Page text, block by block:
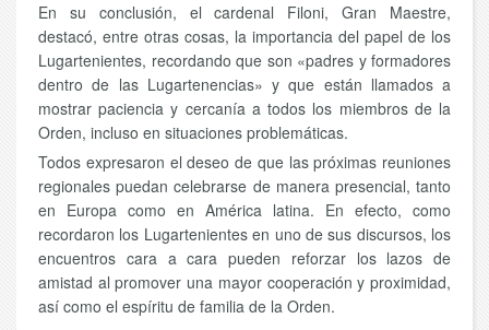
En su conclusión, el cardenal Filoni, Gran Maestre,
destacó, entre otras cosas, la importancia del papel de los
Lugartenientes, recordando que son «padres y formadores
dentro de las Lugartenencias» y que están llamados a
mostrar paciencia y cercanía a todos los miembros de la
Orden, incluso en situaciones problemáticas.
Todos expresaron el deseo de que las próximas reuniones
regionales puedan celebrarse de manera presencial, tanto
en Europa como en América latina. En efecto, como
recordaron los Lugartenientes en uno de sus discursos, los
encuentros cara a cara pueden reforzar los lazos de
amistad al promover una mayor cooperación y proximidad,
así como el espíritu de familia de la Orden.